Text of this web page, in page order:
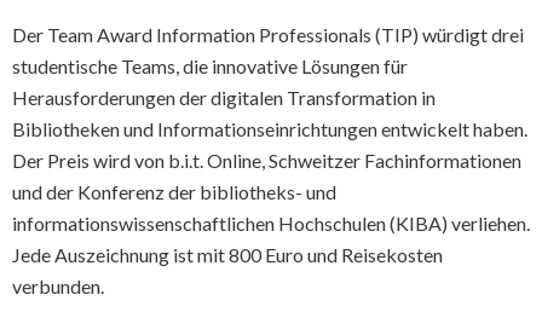
Der Team Award Information Professionals (TIP) würdigt drei
studentische Teams, die innovative Lösungen für
Herausforderungen der digitalen Transformation in
Bibliotheken und Informationseinrichtungen entwickelt haben.
Der Preis wird von b.i.t. Online, Schweitzer Fachinformationen
und der Konferenz der bibliotheks- und
informationswissenschaftlichen Hochschulen (KIBA) verliehen.
Jede Auszeichnung ist mit 800 Euro und Reisekosten
verbunden.